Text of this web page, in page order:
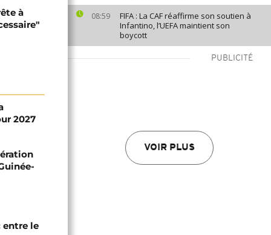
08:59
FIFA : La CAF réaffirme son soutien à
Infantino, l’UEFA maintient son
boycott
PUBLICITÉ
VOIR PLUS
à
2027
entre le